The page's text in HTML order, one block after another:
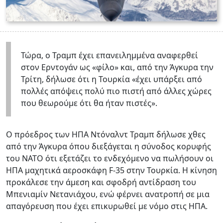
Τώρα, ο Τραμπ έχει επανειλημμένα αναφερθεί
στον Ερντογάν ως «φίλο» και, από την Άγκυρα την
Τρίτη, δήλωσε ότι η Τουρκία «έχει υπάρξει από
πολλές απόψεις πολύ πιο πιστή από άλλες χώρες
που θεωρούμε ότι θα ήταν πιστές».
Ο πρόεδρος των ΗΠΑ Ντόναλντ Τραμπ δήλωσε χθες
από την Άγκυρα όπου διεξάγεται η σύνοδος κορυφής
του ΝΑΤΟ ότι εξετάζει το ενδεχόμενο να πωλήσουν οι
ΗΠΑ μαχητικά αεροσκάφη F-35 στην Τουρκία. Η κίνηση
προκάλεσε την άμεση και σφοδρή αντίδραση του
Μπενιαμίν Νετανιάχου, ενώ φέρνει ανατροπή σε μια
απαγόρευση που έχει επικυρωθεί με νόμο στις ΗΠΑ.